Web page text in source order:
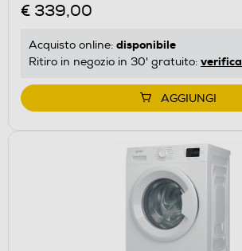
€ 339,00
Acquisto online: disponibile
Ritiro in negozio in 30' gratuito: verifica
AGGIUNGI